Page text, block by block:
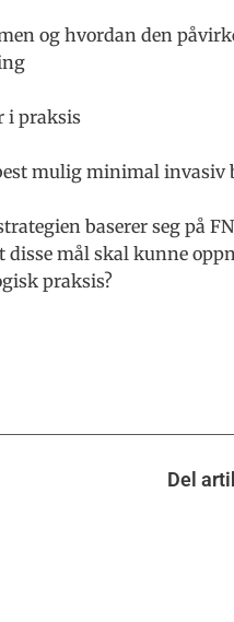
og hvordan den
i praksis
mulig minimal
baserer seg på
mål skal kunne
praksis?
Del